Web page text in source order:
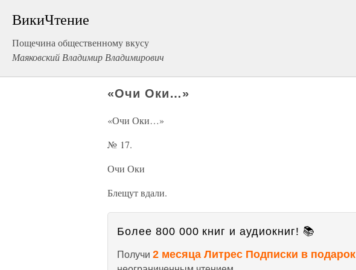
ВикиЧтение
Пощечина общественному вкусу
Маяковский Владимир Владимирович
«Очи Оки…»
«Очи Оки…»
№ 17.
Очи Оки
Блещут вдали.
Более 800 000 книг и аудиокниг! 📚
Получи 2 месяца Литрес Подписки в подарок